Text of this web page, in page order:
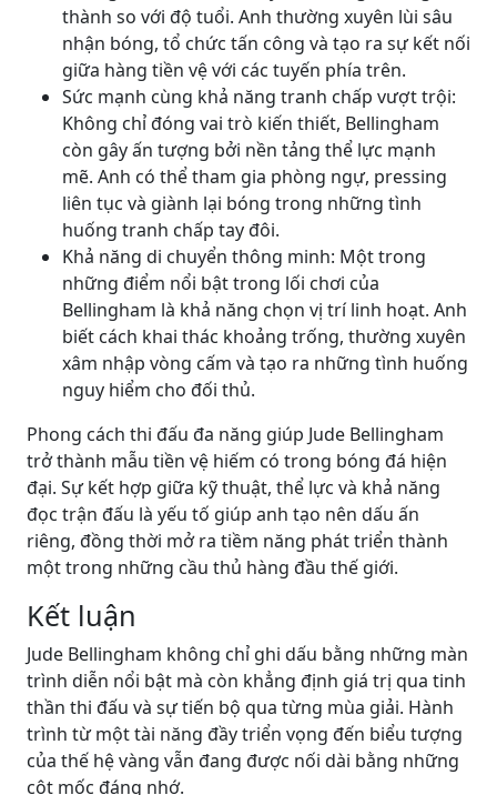
thành so với độ tuổi. Anh thường xuyên lùi sâu
nhận bóng, tổ chức tấn công và tạo ra sự kết nối
giữa hàng tiền vệ với các tuyến phía trên.
Sức mạnh cùng khả năng tranh chấp vượt trội:
Không chỉ đóng vai trò kiến thiết, Bellingham
còn gây ấn tượng bởi nền tảng thể lực mạnh
mẽ. Anh có thể tham gia phòng ngự, pressing
liên tục và giành lại bóng trong những tình
huống tranh chấp tay đôi.
Khả năng di chuyển thông minh: Một trong
những điểm nổi bật trong lối chơi của
Bellingham là khả năng chọn vị trí linh hoạt. Anh
biết cách khai thác khoảng trống, thường xuyên
xâm nhập vòng cấm và tạo ra những tình huống
nguy hiểm cho đối thủ.
Phong cách thi đấu đa năng giúp Jude Bellingham
trở thành mẫu tiền vệ hiếm có trong bóng đá hiện
đại. Sự kết hợp giữa kỹ thuật, thể lực và khả năng
đọc trận đấu là yếu tố giúp anh tạo nên dấu ấn
riêng, đồng thời mở ra tiềm năng phát triển thành
một trong những cầu thủ hàng đầu thế giới.
Kết luận
Jude Bellingham không chỉ ghi dấu bằng những màn
trình diễn nổi bật mà còn khẳng định giá trị qua tinh
thần thi đấu và sự tiến bộ qua từng mùa giải. Hành
trình từ một tài năng đầy triển vọng đến biểu tượng
của thế hệ vàng vẫn đang được nối dài bằng những
cột mốc đáng nhớ.